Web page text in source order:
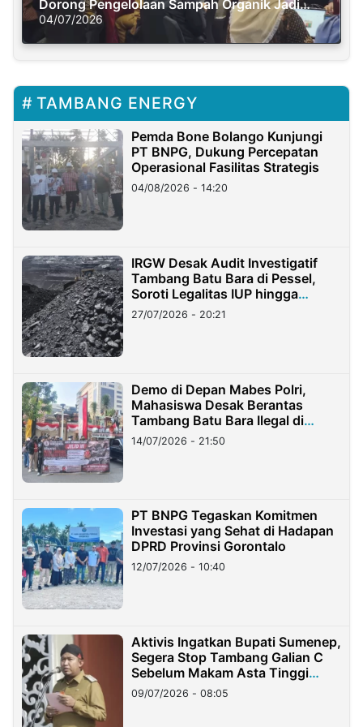
Dorong Pengelolaan Sampah Organik Jadi
Solusi Krisis Iklim
04/07/2026
TAMBANG ENERGY
Pemda Bone Bolango Kunjungi
PT BNPG, Dukung Percepatan
Operasional Fasilitas Strategis
04/08/2026 - 14:20
IRGW Desak Audit Investigatif
Tambang Batu Bara di Pessel,
Soroti Legalitas IUP hingga
Stockpile
27/07/2026 - 20:21
Demo di Depan Mabes Polri,
Mahasiswa Desak Berantas
Tambang Batu Bara Ilegal di
Lampung
14/07/2026 - 21:50
PT BNPG Tegaskan Komitmen
Investasi yang Sehat di Hadapan
DPRD Provinsi Gorontalo
12/07/2026 - 10:40
Aktivis Ingatkan Bupati Sumenep,
Segera Stop Tambang Galian C
Sebelum Makam Asta Tinggi
Longsor
09/07/2026 - 08:05